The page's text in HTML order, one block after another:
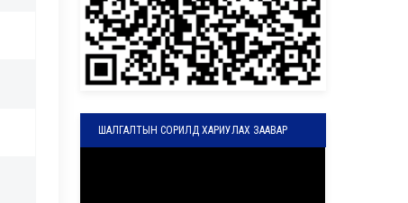
ШАЛГАЛТЫН СОРИЛД ХАРИУЛАХ ЗААВАР